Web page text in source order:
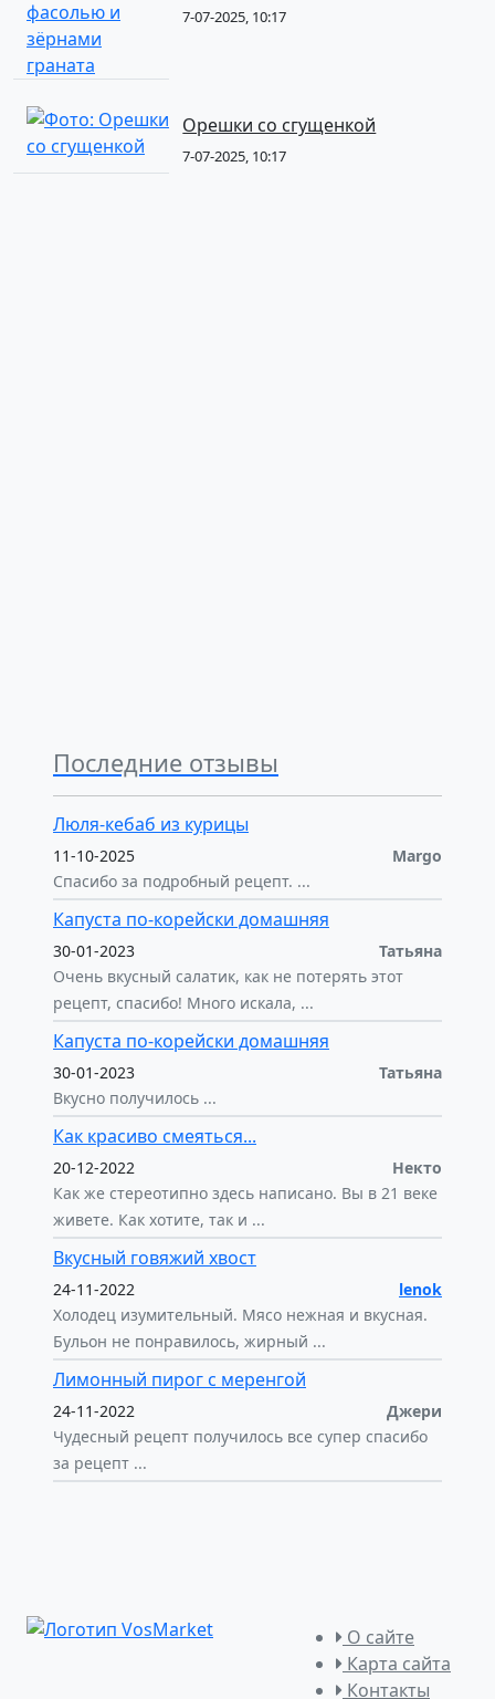
7-07-2025, 10:17
Орешки со сгущенкой
7-07-2025, 10:17
Последние отзывы
Люля-кебаб из курицы
11-10-2025
Margo
Спасибо за подробный рецепт. ...
Капуста по-корейски домашняя
30-01-2023
Татьяна
Очень вкусный салатик, как не потерять этот
рецепт, спасибо! Много искала, ...
Капуста по-корейски домашняя
30-01-2023
Татьяна
Вкусно получилось ...
Как красиво смеяться...
20-12-2022
Некто
Как же стереотипно здесь написано. Вы в 21 веке
живете. Как хотите, так и ...
Вкусный говяжий хвост
24-11-2022
lenok
Холодец изумительный. Мясо нежная и вкусная.
Бульон не понравилось, жирный ...
Лимонный пирог с меренгой
24-11-2022
Джери
Чудесный рецепт получилось все супер спасибо
за рецепт ...
О сайте
Карта сайта
Контакты